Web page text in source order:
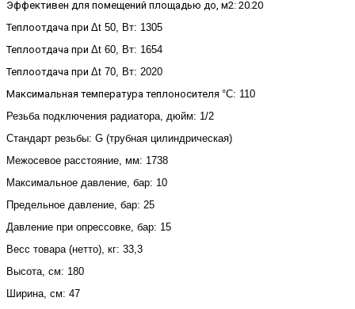
Эффективен для помещений площадью до, м2: 20.20
Теплоотдача при Δt 50, Вт: 1305
Теплоотдача при Δt 60, Вт: 1654
Теплоотдача при Δt 70, Вт: 2020
Максимальная температура теплоносителя °С: 110
Резьба подключения радиатора, дюйм: 1/2
Стандарт резьбы: G (трубная цилиндрическая)
Межосевое расстояние, мм: 1738
Максимальное давление, бар: 10
Предельное давление, бар: 25
Давление при опрессовке, бар: 15
Весс товара (нетто), кг: 33,3
Высота, см: 180
Ширина, см: 47